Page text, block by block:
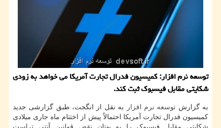
توسعه نرم افزار: كمیسیون فدرال تجارت آمریكا می خواهد به زودی
شكایتی مقابل فیسبوك ثبت كند.
به گزارش توسعه نرم افزار
به نقل از انگجت، طبق گزارشی جدید
کمیسیون فدرال تجارت آمریکا احتمالاً پیش از اختتام ماه جاری میلادی